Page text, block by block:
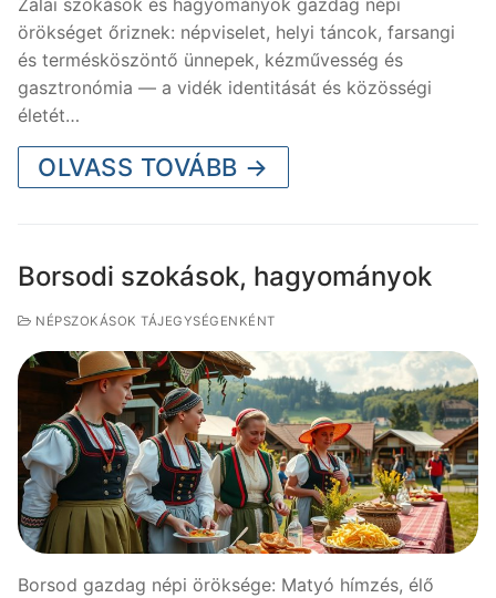
Zalai szokások és hagyományok gazdag népi
örökséget őriznek: népviselet, helyi táncok, farsangi
és termésköszöntő ünnepek, kézművesség és
gasztronómia — a vidék identitását és közösségi
életét…
OLVASS TOVÁBB →
Borsodi szokások, hagyományok
NÉPSZOKÁSOK TÁJEGYSÉGENKÉNT
Borsod gazdag népi öröksége: Matyó hímzés, élő